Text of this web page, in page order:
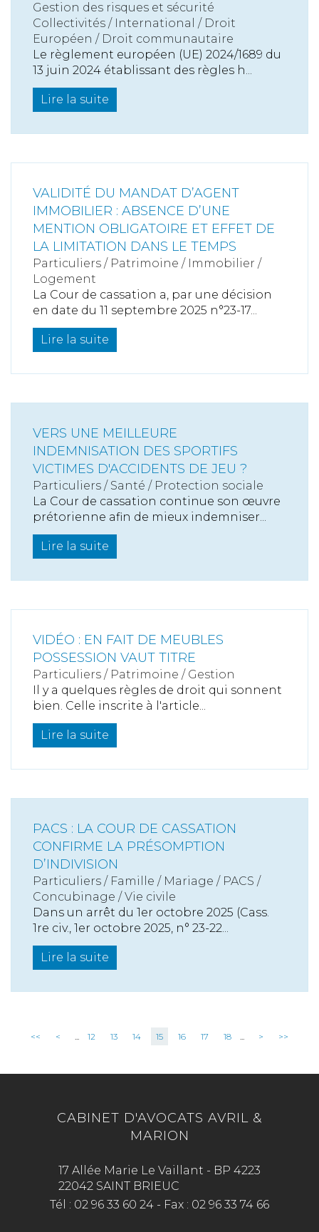
Gestion des risques et sécurité
Collectivités / International / Droit
Européen / Droit communautaire
Le règlement européen (UE) 2024/1689 du
13 juin 2024 établissant des règles h...
Lire la suite
VALIDITÉ DU MANDAT D’AGENT
IMMOBILIER : ABSENCE D’UNE
MENTION OBLIGATOIRE ET EFFET DE
LA LIMITATION DANS LE TEMPS
Particuliers / Patrimoine / Immobilier /
Logement
La Cour de cassation a, par une décision
en date du 11 septembre 2025 n°23-17...
Lire la suite
VERS UNE MEILLEURE
INDEMNISATION DES SPORTIFS
VICTIMES D'ACCIDENTS DE JEU ?
Particuliers / Santé / Protection sociale
La Cour de cassation continue son œuvre
prétorienne afin de mieux indemniser...
Lire la suite
VIDÉO : EN FAIT DE MEUBLES
POSSESSION VAUT TITRE
Particuliers / Patrimoine / Gestion
Il y a quelques règles de droit qui sonnent
bien. Celle inscrite à l'article...
Lire la suite
PACS : LA COUR DE CASSATION
CONFIRME LA PRÉSOMPTION
D’INDIVISION
Particuliers / Famille / Mariage / PACS /
Concubinage / Vie civile
Dans un arrêt du 1er octobre 2025 (Cass.
1re civ., 1er octobre 2025, n° 23-22...
Lire la suite
<< < ... 12 13 14 15 16 17 18 ... > >>
CABINET D'AVOCATS AVRIL &
MARION
17 Allée Marie Le Vaillant - BP 4223
22042 SAINT BRIEUC
Tél : 02 96 33 60 24 - Fax : 02 96 33 74 66